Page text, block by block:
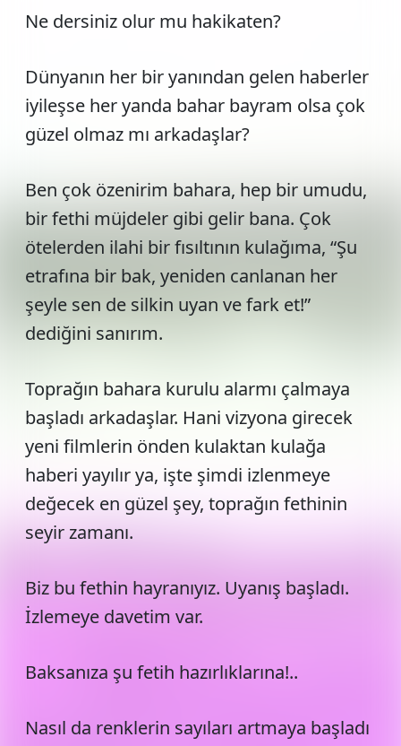
Ne dersiniz olur mu hakikaten?
Dünyanın her bir yanından gelen haberler
iyileşse her yanda bahar bayram olsa çok
güzel olmaz mı arkadaşlar?
Ben çok özenirim bahara, hep bir umudu,
bir fethi müjdeler gibi gelir bana. Çok
ötelerden ilahi bir fısıltının kulağıma, “Şu
etrafına bir bak, yeniden canlanan her
şeyle sen de silkin uyan ve fark et!”
dediğini sanırım.
Toprağın bahara kurulu alarmı çalmaya
başladı arkadaşlar. Hani vizyona girecek
yeni filmlerin önden kulaktan kulağa
haberi yayılır ya, işte şimdi izlenmeye
değecek en güzel şey, toprağın fethinin
seyir zamanı.
Biz bu fethin hayranıyız. Uyanış başladı.
İzlemeye davetim var.
Baksanıza şu fetih hazırlıklarına!..
Nasıl da renklerin sayıları artmaya başladı